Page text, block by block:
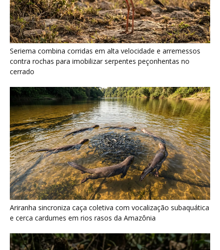
Ariranha sincroniza caça coletiva com vocalização subaquática
e cerca cardumes em rios rasos da Amazônia
Surucucu detecta calor pela fosseta loreal e prepara ataque de
emboscada no escuro da floresta